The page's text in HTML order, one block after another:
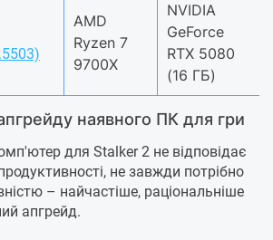
AMD
Ryzen 7
9700X
NVIDIA
GeForce
RTX 5080
(16 ГБ)
наявного ПК для гри
для Stalker 2 не відповідає
не завжди потрібно
– найчастіше, раціональніше
апгрейд.